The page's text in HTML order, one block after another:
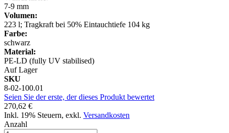
7-9 mm
Volumen:
223 l; Tragkraft bei 50% Eintauchtiefe 104 kg
Farbe:
schwarz
Material:
PE-LD (fully UV stabilised)
Auf Lager
SKU
8-02-100.01
Seien Sie der erste, der dieses Produkt bewertet
270,62 €
Inkl. 19% Steuern, exkl. Versandkosten
Anzahl